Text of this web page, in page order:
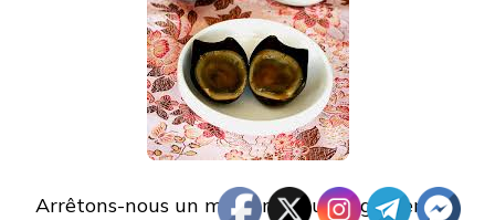
Arrêtons-nous un moment pour déguster ce